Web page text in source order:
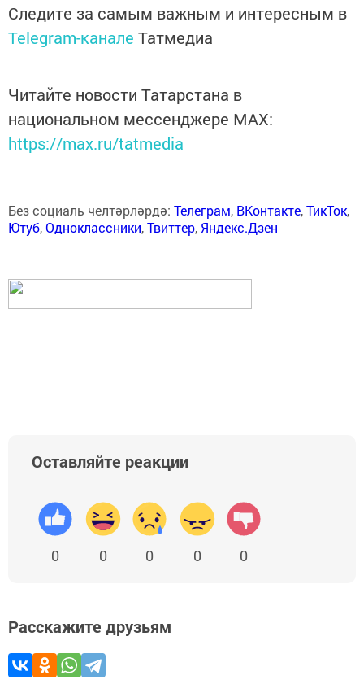
Следите за самым важным и интересным в
Telegram-канале Татмедиа
Читайте новости Татарстана в
национальном мессенджере MАХ:
https://max.ru/tatmedia
Без социаль челтәрләрдә: Телеграм, ВКонтакте,ТикТок,
Ютуб,Одноклассники,Твиттер, Яндекс.Дзен
Оставляйте реакции
0 0 0 0 0
Расскажите друзьям